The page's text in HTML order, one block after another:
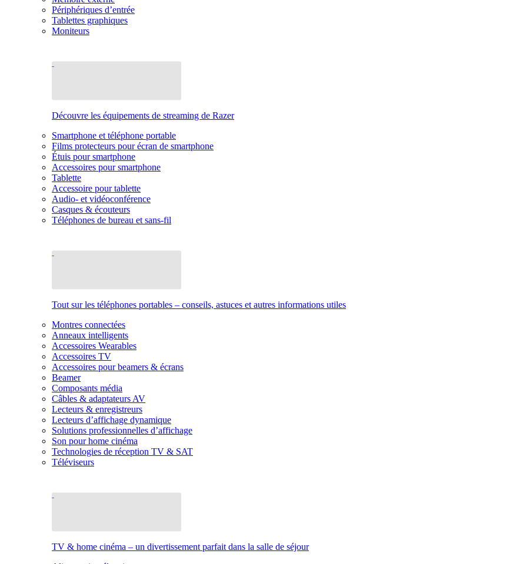
Périphériques d’entrée
Tablettes graphiques
Moniteurs
Découvre les équipements de streaming de Razer
Smartphone et téléphone portable
Films protecteurs pour écran de smartphone
Étuis pour smartphone
Accessoires pour smartphone
Tablette
Accessoire pour tablette
Audio- et vidéoconférence
Casques & écouteurs
Téléphones de bureau et sans-fil
Tout sur les téléphones portables – conseils, astuces et autres informations utiles
Montres connectées
Anneaux intelligents
Accessoires Wearables
Accessoires TV
Accessoires pour beamers & écrans
Beamer
Composants média
Câbles & adaptateurs AV
Lecteurs & enregistreurs
Lecteurs d’affichage dynamique
Solutions professionnelles d’affichage
Son pour home cinéma
Technologies de réception TV & SAT
Téléviseurs
TV & home cinéma – un divertissement parfait dans la salle de séjour